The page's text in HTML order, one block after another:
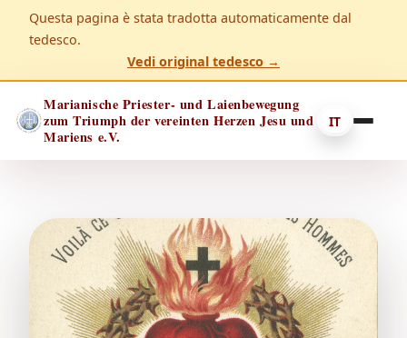
Questa pagina è stata tradotta automaticamente dal
tedesco.
Vedi original tedesco →
Marianische Priester- und Laienbewegung
zum Triumph der vereinten Herzen Jesu und
Mariens e.V.
IT